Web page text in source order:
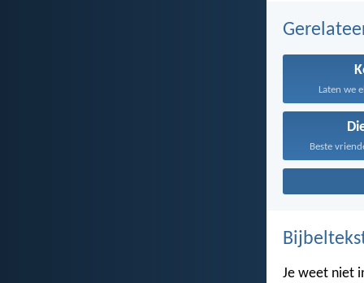
Laten we
Beste
Je weet niet